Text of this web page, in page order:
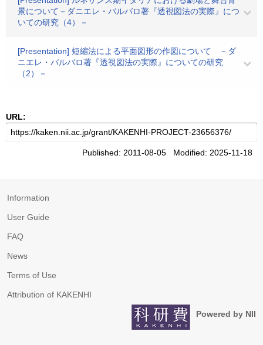
景について－ダニエレ・バルバロ著『透視図法の実際』につ
いての研究（4）－
[Presentation] 短縮法による平面図形の作図について －ダ
ニエレ・バルバロ著『透視図法の実際』についての研究
（2）－
URL:
Published: 2011-08-05 Modified: 2025-11-18
Information
User Guide
FAQ
News
Terms of Use
Attribution of KAKENHI
Powered by NII